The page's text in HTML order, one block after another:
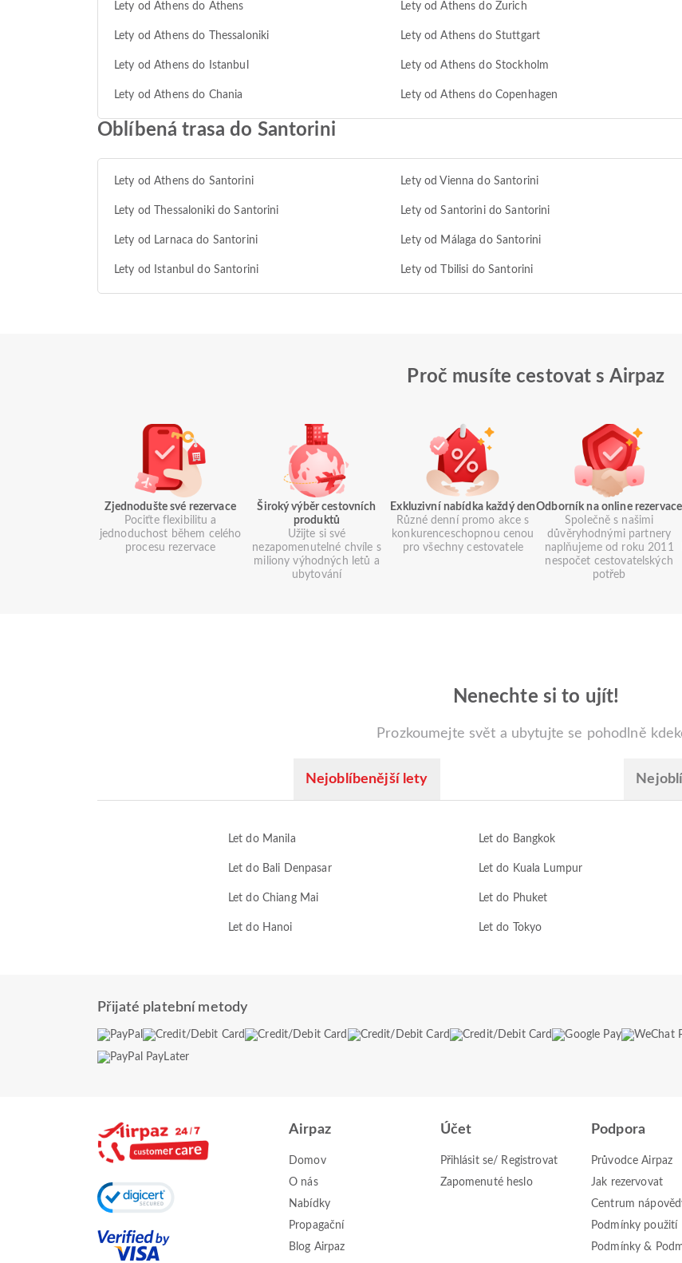
Lety od Athens do Athens Lety od Athens do Zurich
Lety od Athens do Thessaloniki Lety od Athens do Stuttgart
Lety od Athens do Istanbul Lety od Athens do Stockholm
Lety od Athens do Chania Lety od Athens do Copenhagen
Oblíbená trasa do Santorini
Lety od Athens do Santorini Lety od Vienna do Santorini
Lety od Thessaloniki do Santorini Lety od Santorini do Santorini
Lety od Larnaca do Santorini Lety od Málaga do Santorini
Lety od Istanbul do Santorini Lety od Tbilisi do Santorini
Proč musíte cestovat s Airpaz
Zjednodušte své rezervace
Pociťte flexibilitu a
jednoduchost během celého
procesu rezervace
Široký výběr cestovních
produktů
Užijte si své
nezapomenutelné chvíle s
miliony výhodných letů a
ubytování
Exkluzivní nabídka každý den
Různé denní promo akce s
konkurenceschopnou cenou
pro všechny cestovatele
Odborník na online rezervace
Společně s našimi
důvěryhodnými partnery
naplňujeme od roku 2011
nespočet cestovatelských
potřeb
Nenechte si to ujít!
Prozkoumejte svět a ubytujte se pohodlně
Nejoblíbenější lety
Let do Manila Let do Bangkok
Let do Bali Denpasar Let do Kuala Lumpur
Let do Chiang Mai Let do Phuket
Let do Hanoi Let do Tokyo
Přijaté platební metody
Airpaz
Domov
O nás
Nabídky
Propagační
Blog Airpaz
Účet
Přihlásit se/ Registrovat
Zapomenuté heslo
Podpora
Průvodce Airpaz
Jak rezervovat
Centrum
Podmínky použití
Podmínky &